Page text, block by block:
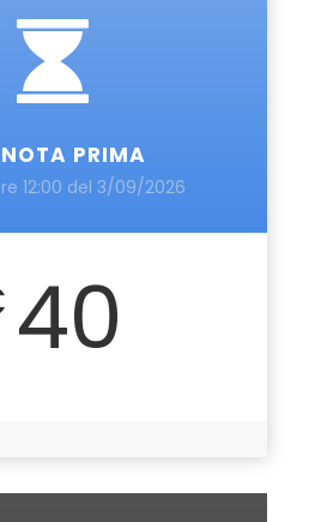
PRIMA
12:00 del 3/09/2026
40